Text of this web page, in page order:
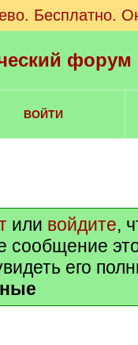
Бесплатно.
ВОЙТИ
или войдите,
сообщение
его